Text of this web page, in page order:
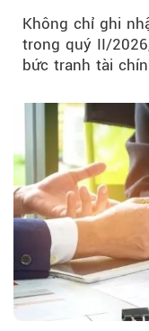
Không chỉ ghi
trong quý II/
bức tranh tài